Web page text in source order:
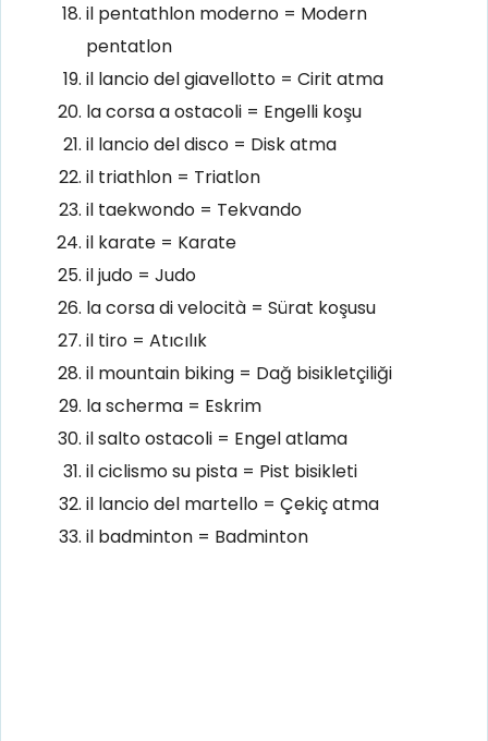
il pentathlon moderno = Modern
pentatlon
il lancio del giavellotto = Cirit atma
la corsa a ostacoli = Engelli koşu
il lancio del disco = Disk atma
il triathlon = Triatlon
il taekwondo = Tekvando
il karate = Karate
il judo = Judo
la corsa di velocità = Sürat koşusu
il tiro = Atıcılık
il mountain biking = Dağ bisikletçiliği
la scherma = Eskrim
il salto ostacoli = Engel atlama
il ciclismo su pista = Pist bisikleti
il lancio del martello = Çekiç atma
il badminton = Badminton